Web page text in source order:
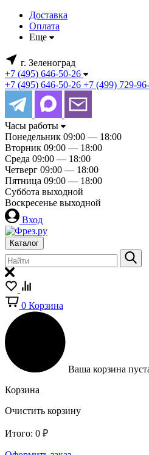
Доставка
Оплата
Еще
г. Зеленоград
+7 (495) 646-50-26
+7 (495) 646-50-26 +7 (499) 729-
Часы работы
Понедельник 09:00 — 18:00
Вторник 09:00 — 18:00
Среда 09:00 — 18:00
Четверг 09:00 — 18:00
Пятница 09:00 — 18:00
Суббота выходной
Воскресенье выходной
Вход
Каталог
0 Корзина
Ваша корзина
Корзина
Очистить корзину
Итого: 0 ₽